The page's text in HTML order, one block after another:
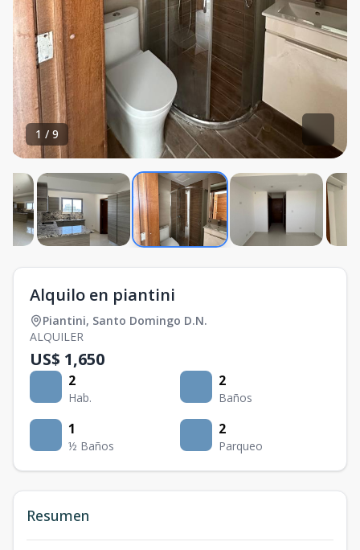
1 / 9
Alquilo en piantini
Piantini, Santo Domingo D.N.
ALQUILER
US$ 1,650
2
Hab.
2
Baños
1
½ Baños
2
Parqueo
Resumen